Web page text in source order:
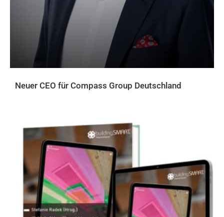
Neuer CEO für Compass Group Deutschland